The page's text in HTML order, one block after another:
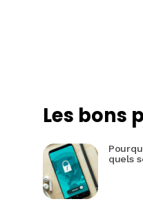
Les bons
quels